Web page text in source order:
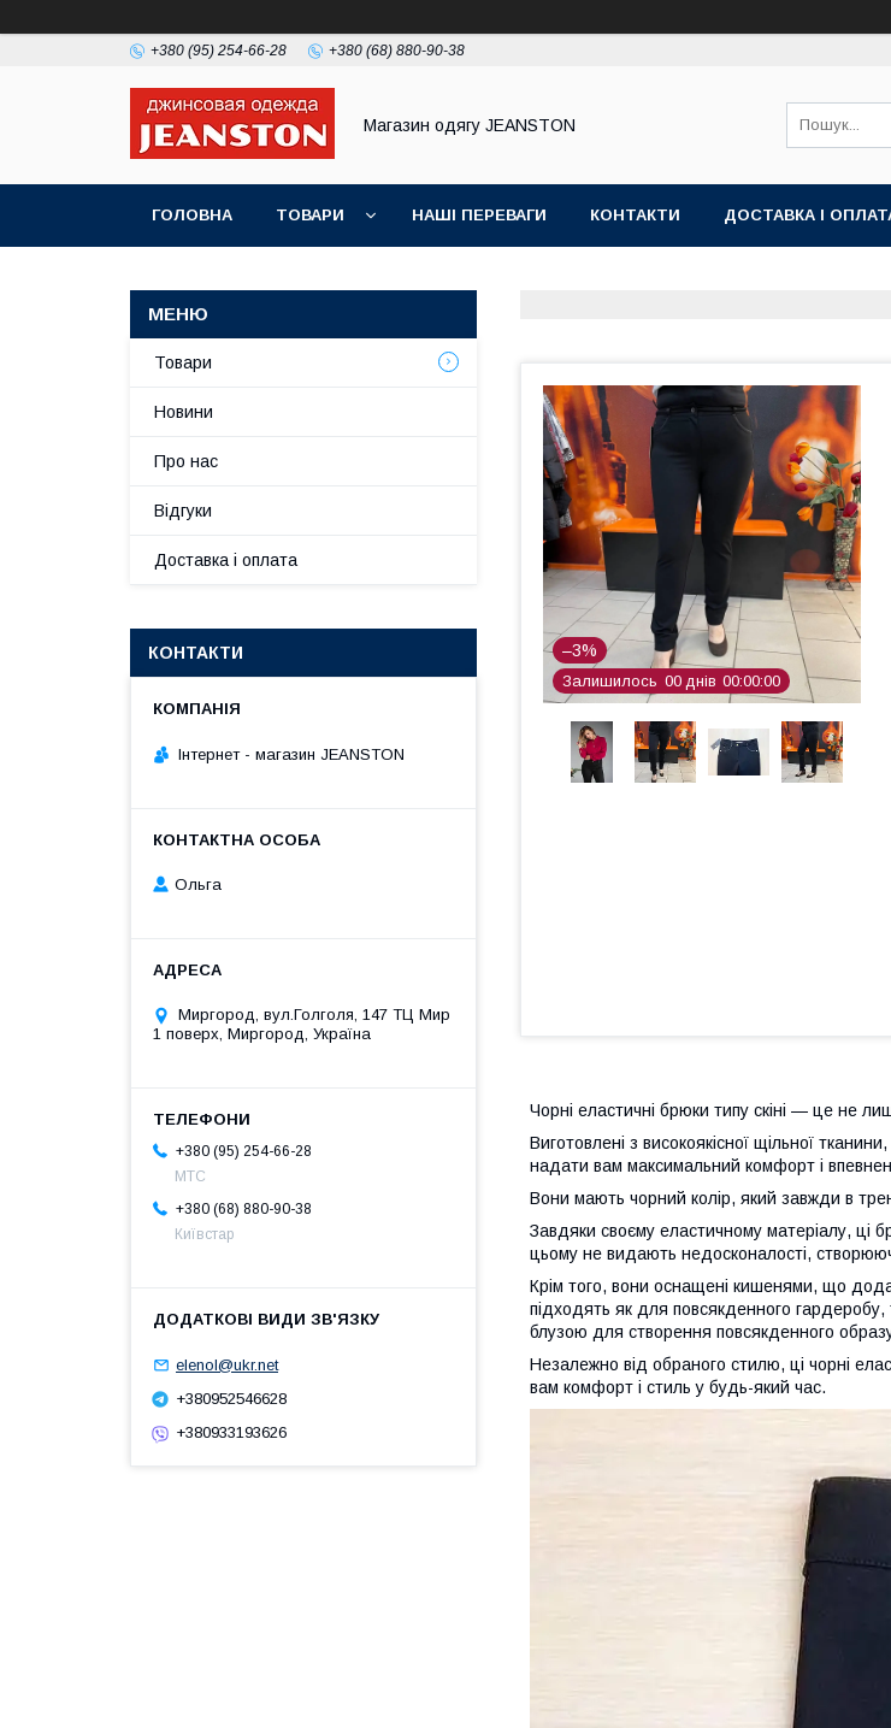
+380 (95) 254-66-28 +380 (68) 880-90-38
Магазин одягу JEANSTON
ГОЛОВНА ТОВАРИ НАШІ ПЕРЕВАГИ КОНТАКТИ ДОСТАВКА І
–3%
Залишилось 00 днів 00 00 00
Чорні еластичні брюки типу скіні — це не
Виготовлені з високоякісної щільної
надати вам максимальний комфорт і
Вони мають чорний колір, який завжди в
Завдяки своєму еластичному матеріалу, ці
цьому не видають недосконалості,
Крім того, вони оснащені кишенями, що
підходять як для повсякденного гардеробу,
блузою для створення повсякденного
Незалежно від обраного стилю, ці чорні
вам комфорт і стиль у будь-який час.
Товари
Новини
Про нас
Відгуки
Доставка і оплата
КОНТАКТИ
Інтернет - магазин JEANSTON
Ольга
Миргород, вул.Голголя, 147 ТЦ Мир
1 поверх, Миргород, Україна
+380 (95) 254-66-28
МТС
+380 (68) 880-90-38
Київстар
elenol@ukr.net
+380952546628
+380933193626